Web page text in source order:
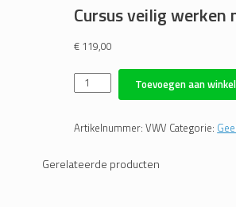
Cursus veilig werken
€ 119,00
Cursus
veilig
met
de
aantal
Toevoegen aan
Artikelnummer:VWV Categorie:
Gerelateerde producten